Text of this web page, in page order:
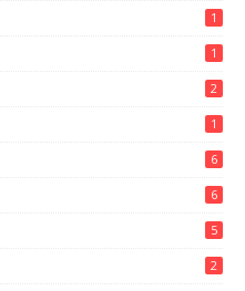
1
1
2
1
6
6
5
2